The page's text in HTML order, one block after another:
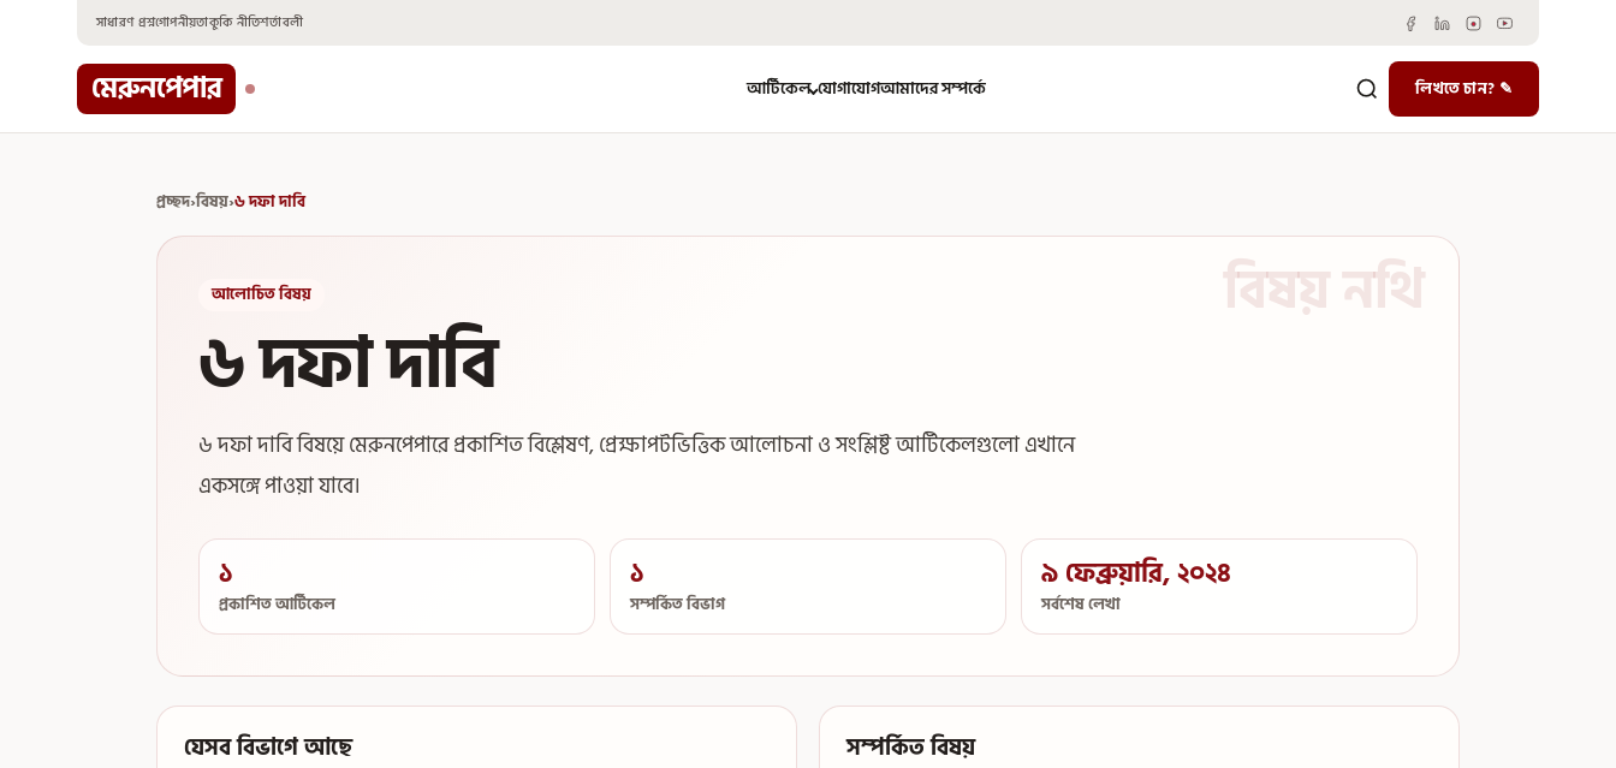
সাধারণ প্রশ্নগোপনীয়তাকুকি নীতিশর্তাবলী
মেরুনপেপার আর্টিকেল যোগাযোগআমাদের সম্পর্কে লিখতে চান? ✎
প্রচ্ছদ›বিষয়›৬ দফা দাবি
আলোচিত বিষয়
৬ দফা দাবি
৬ দফা দাবি বিষয়ে মেরুনপেপারে প্রকাশিত বিশ্লেষণ, প্রেক্ষাপটভিত্তিক আলোচনা ও সংশ্লিষ্ট আর্টিকেলগুলো এখানে
একসঙ্গে পাওয়া যাবে।
১
প্রকাশিত আর্টিকেল
১
সম্পর্কিত বিভাগ
৯ ফেব্রুয়ারি, ২০২৪
সর্বশেষ লেখা
যেসব বিভাগে আছে সম্পর্কিত বিষয়